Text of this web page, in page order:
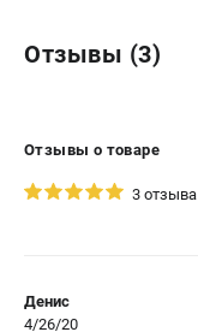
Отзывы (3)
Отзывы о товаре
3 отзыва
Денис
4/26/20